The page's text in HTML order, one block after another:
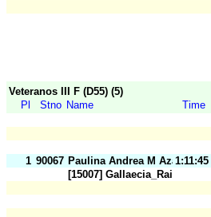
Veteranos III F (D55) (5)
Pl
Stno Name
Time
1 90067 Paulina Andrea M Azar1:11:45
[15007] Gallaecia_Raid